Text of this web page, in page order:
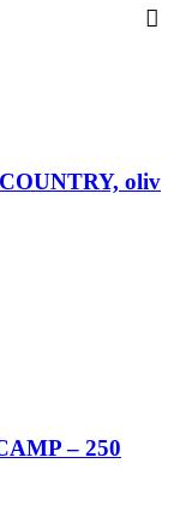
oliv
– 250